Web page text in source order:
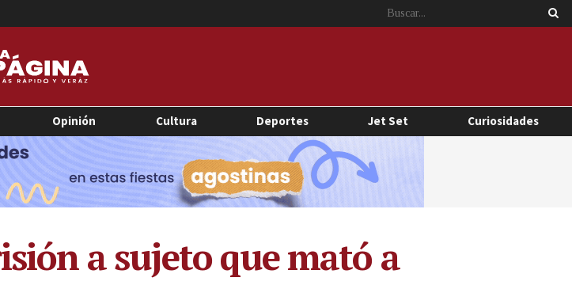
Opinión Cultura Deportes Jet Set Curiosidades
a sujeto que mató a